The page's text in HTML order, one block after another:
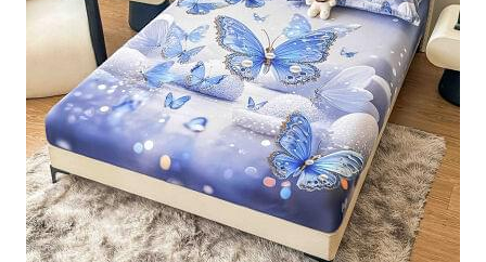
Cearceaf cu elastic
Cearceaf normal
Lenjerii De Pat Creponate
Lenjerii De Pat Bumbac Poplin 2
Persoane
Lenjerii De Pat Bumbac Poplin,
Matlasate, 2 Persoane
Lenjerii De Pat Bumbac Satinat 2
Persoane